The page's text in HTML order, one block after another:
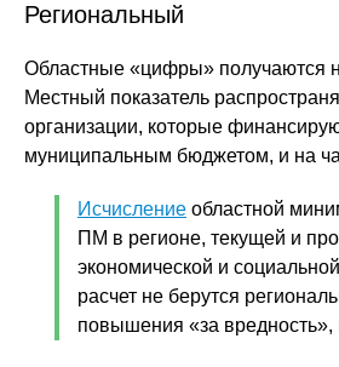
Региональный
Областные «цифры» получаются
Местный показатель
организации, которые
муниципальным бюджетом, и на
Исчисление областной
ПМ в регионе, текущей и
экономической и
расчет не берутся
повышения «за вредность»,